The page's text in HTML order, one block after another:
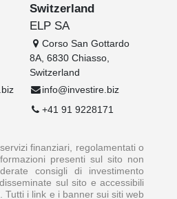
Switzerland
ELP SA
Corso San Gottardo
8A, 6830 Chiasso,
Switzerland
info@investire.biz
+41 91 9228171
finanziari, regolamentati o
presenti sul sito non
consigli di investimento
sul sito e accessibili
Tutti i link e i banner sui siti web